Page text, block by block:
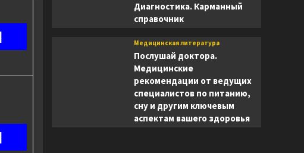
Диагностика. Карманный
справочник
Медицинская литература
Послушай доктора.
Медицинские
рекомендации от ведущих
специалистов по питанию,
сну и другим ключевым
аспектам вашего здоровья